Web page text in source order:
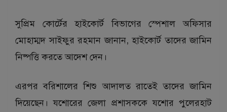
সুপ্রিম কোর্টের হাইকোর্ট বিভাগের স্পেশাল অফিসার
মোহাম্মদ সাইফুর রহমান জানান, হাইকোর্ট তাদের জামিন
নিষ্পত্তি করতে আদেশ দেন।
এরপর বরিশালের শিশু আদালত রাতেই তাদের জামিন
দিয়েছেন। যশোরের জেলা প্রশাসককে যশোর পুলেরহাট